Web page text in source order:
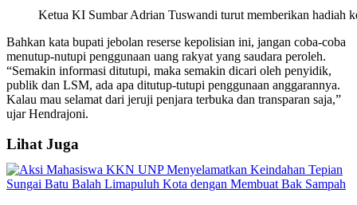
Ketua KI Sumbar Adrian Tuswandi turut memberikan hadiah
Bahkan kata bupati jebolan reserse kepolisian ini, jangan coba-coba
menutup-nutupi penggunaan uang rakyat yang saudara peroleh.
“Semakin informasi ditutupi, maka semakin dicari oleh penyidik,
publik dan LSM, ada apa ditutup-tutupi penggunaan anggarannya.
Kalau mau selamat dari jeruji penjara terbuka dan transparan saja,”
ujar Hendrajoni.
Lihat Juga